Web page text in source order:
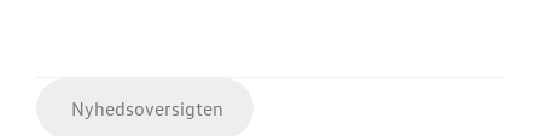
Nyhedsoversigten